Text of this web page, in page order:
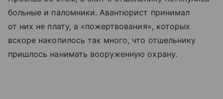
больные и паломники. Авантюрист принимал
от них не плату, а «пожертвования», которых
вскоре накопилось так много, что отшельнику
пришлось нанимать вооруженную охрану.